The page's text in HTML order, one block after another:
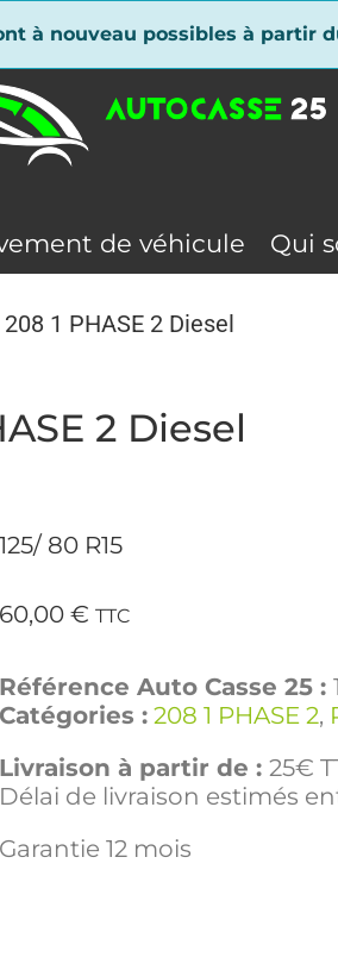
à nouveau possibles à partir
de véhicule Qui
1 PHASE 2 Diesel
2 Diesel
125/ 80 R15
60,00 € TTC
Référence Auto Casse 25 :
Catégories : 208 1 PHASE 2,
Livraison à partir de : 25€
Délai de livraison estimés
Garantie 12 mois